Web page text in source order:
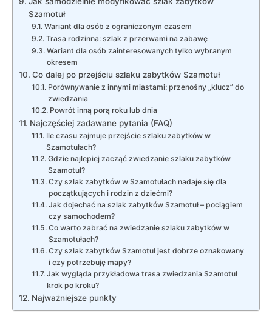
Szamotuł
Wariant dla osób z ograniczonym czasem
Trasa rodzinna: szlak z przerwami na zabawę
Wariant dla osób zainteresowanych tylko wybranym
okresem
Co dalej po przejściu szlaku zabytków Szamotuł
Porównywanie z innymi miastami: przenośny „klucz” do
zwiedzania
Powrót inną porą roku lub dnia
Najczęściej zadawane pytania (FAQ)
Ile czasu zajmuje przejście szlaku zabytków w
Szamotułach?
Gdzie najlepiej zacząć zwiedzanie szlaku zabytków
Szamotuł?
Czy szlak zabytków w Szamotułach nadaje się dla
początkujących i rodzin z dziećmi?
Jak dojechać na szlak zabytków Szamotuł – pociągiem
czy samochodem?
Co warto zabrać na zwiedzanie szlaku zabytków w
Szamotułach?
Czy szlak zabytków Szamotuł jest dobrze oznakowany
i czy potrzebuję mapy?
Jak wygląda przykładowa trasa zwiedzania Szamotuł
krok po kroku?
Najważniejsze punkty